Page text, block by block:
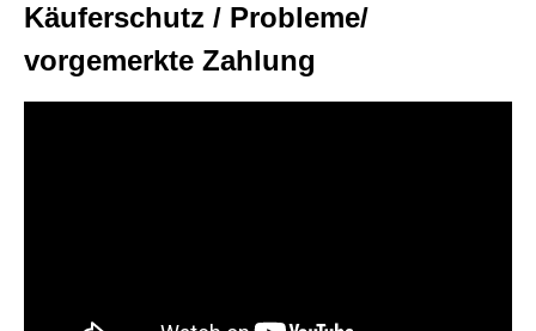
Käuferschutz / Probleme/
vorgemerkte Zahlung